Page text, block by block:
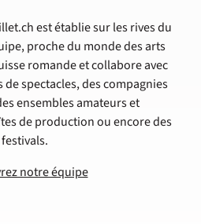
est établie sur les rives du
proche du monde des arts
romande et collabore avec
de spectacles, des compagnies
ensembles amateurs et
de production ou encore des
festivals.
notre équipe